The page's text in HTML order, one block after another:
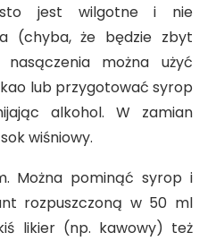
jest wilgotne i nie
(chyba, że będzie zbyt
można użyć
lub przygotować syrop
alkohol. W zamian
wiśniowy.
Można pominąć syrop i
rozpuszczoną w 50 ml
likier (np. kawowy) też